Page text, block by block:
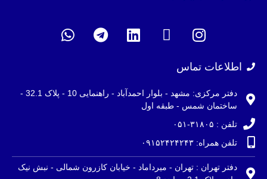
اطلاعات تماس
دفتر مرکزی: مشهد - بلوار احمدآباد - راهنمایی 10 - پلاک 32.1 -
ساختمان شمس - طبقه اول
تلفن : ۳۱۸۰۵-۰۵۱
تلفن همراه: ۰۹۱۵۲۴۲۴۲۴۳
دفتر تهران : تهران - میرداماد - خیابان کازرون شمالی - نبش نیک